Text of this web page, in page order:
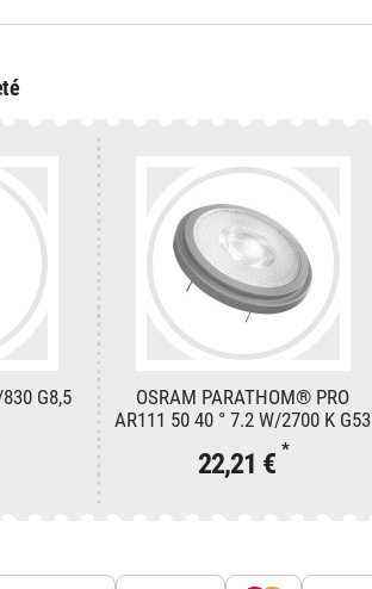
G8,5
OSRAM PARATHOM® PRO
AR111 50 40 ° 7.2 W/2700 K G53
22,21 € *